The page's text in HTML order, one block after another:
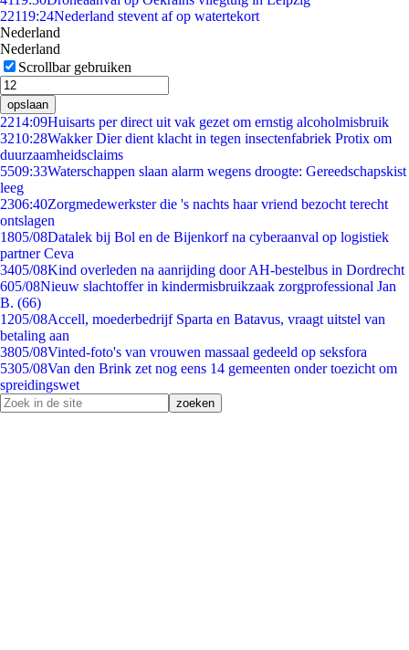
22119:24Nederland stevent af op watertekort
Nederland
Nederland
Scrollbar gebruiken
opslaan
2214:09Huisarts per direct uit vak gezet om ernstig alcoholmisbruik
3210:28Wakker Dier dient klacht in tegen insectenfabriek Protix om
duurzaamheidsclaims
5509:33Waterschappen slaan alarm wegens droogte: Gereedschapskist
leeg
2306:40Zorgmedewerkster die 's nachts haar vriend bezocht terecht
ontslagen
1805/08Datalek bij Bol en de Bijenkorf na cyberaanval op logistiek
partner Ceva
3405/08Kind overleden na aanrijding door AH-bestelbus in Dordrecht
605/08Nieuw slachtoffer in kindermisbruikzaak zorgprofessional Jan
B. (66)
1205/08Accell, moederbedrijf Sparta en Batavus, vraagt uitstel van
betaling aan
3805/08Vinted-foto's van vrouwen massaal gedeeld op seksfora
5305/08Van den Brink zet nog eens 14 gemeenten onder toezicht om
spreidingswet